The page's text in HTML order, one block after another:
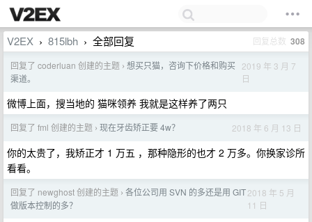
V2EX › 815lbh › 全部回复 回复总数 308
回复了 coderluan 创建的主题 › 想买只猫，咨询下价格和购买
渠道。
2019 年 3 月 7
日
微博上面，搜当地的 猫咪领养 我就是这样养了两只
回复了 fml 创建的主题 › 现在牙齿矫正要 4w？ 2018 年 6 月 13 日
你的太贵了，我矫正才 1 万五 ，那种隐形的也才 2 万多。你换家诊所
看看。
回复了 newghost 创建的主题 › 各位公司用 SVN 的多还是用 GIT
做版本控制的多？
2018 年 5 月
11 日